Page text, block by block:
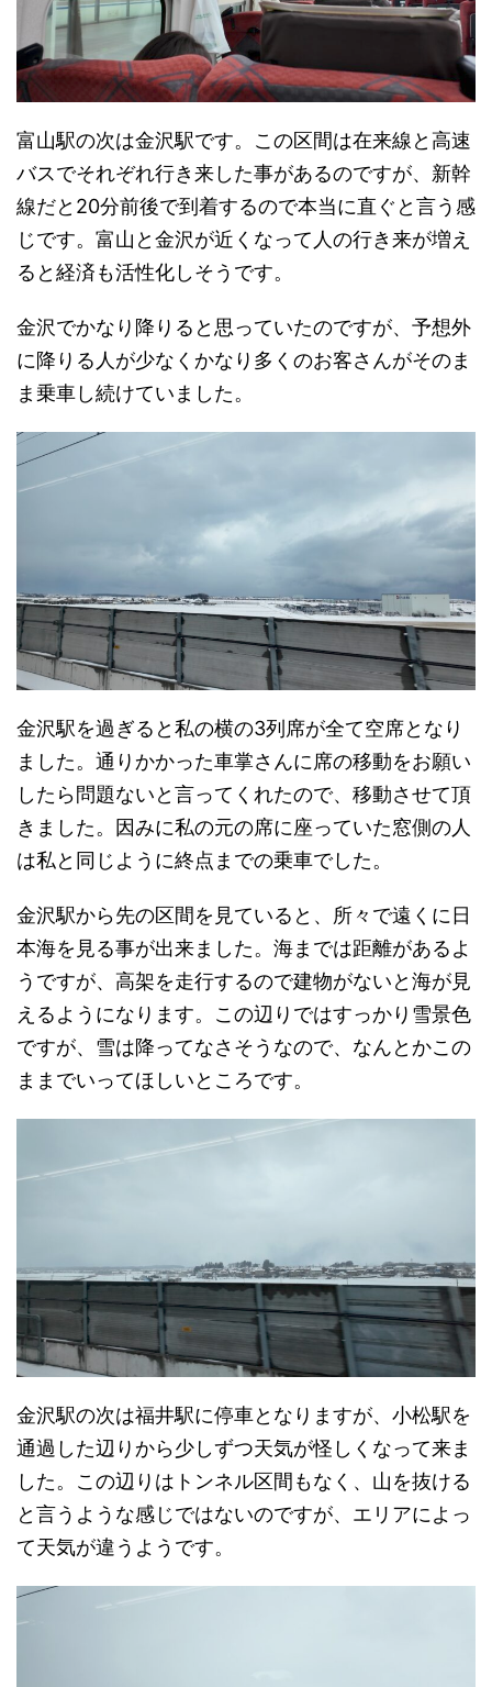
富山駅の次は金沢駅です。この区間は在来線と高速
バスでそれぞれ行き来した事があるのですが、新幹
線だと20分前後で到着するので本当に直ぐと言う感
じです。富山と金沢が近くなって人の行き来が増え
ると経済も活性化しそうです。
金沢でかなり降りると思っていたのですが、予想外
に降りる人が少なくかなり多くのお客さんがそのま
ま乗車し続けていました。
金沢駅を過ぎると私の横の3列席が全て空席となり
ました。通りかかった車掌さんに席の移動をお願い
したら問題ないと言ってくれたので、移動させて頂
きました。因みに私の元の席に座っていた窓側の人
は私と同じように終点までの乗車でした。
金沢駅から先の区間を見ていると、所々で遠くに日
本海を見る事が出来ました。海までは距離があるよ
うですが、高架を走行するので建物がないと海が見
えるようになります。この辺りではすっかり雪景色
ですが、雪は降ってなさそうなので、なんとかこの
ままでいってほしいところです。
金沢駅の次は福井駅に停車となりますが、小松駅を
通過した辺りから少しずつ天気が怪しくなって来ま
した。この辺りはトンネル区間もなく、山を抜ける
と言うような感じではないのですが、エリアによっ
て天気が違うようです。